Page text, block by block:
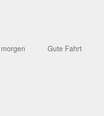
Gute Fahrt